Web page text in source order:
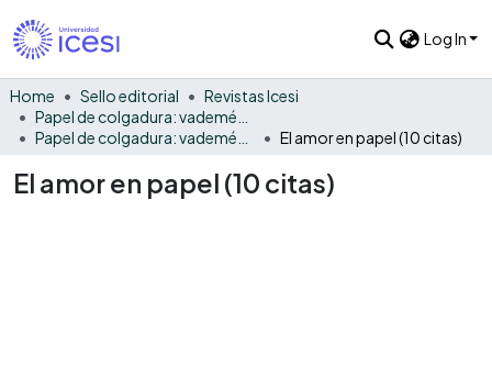
Log In
Home Sello editorial
Revistas Icesi
El amor en papel (10 citas)
El amor en papel (10 citas)